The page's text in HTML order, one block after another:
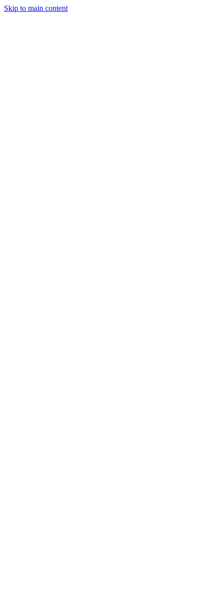
Skip to main content